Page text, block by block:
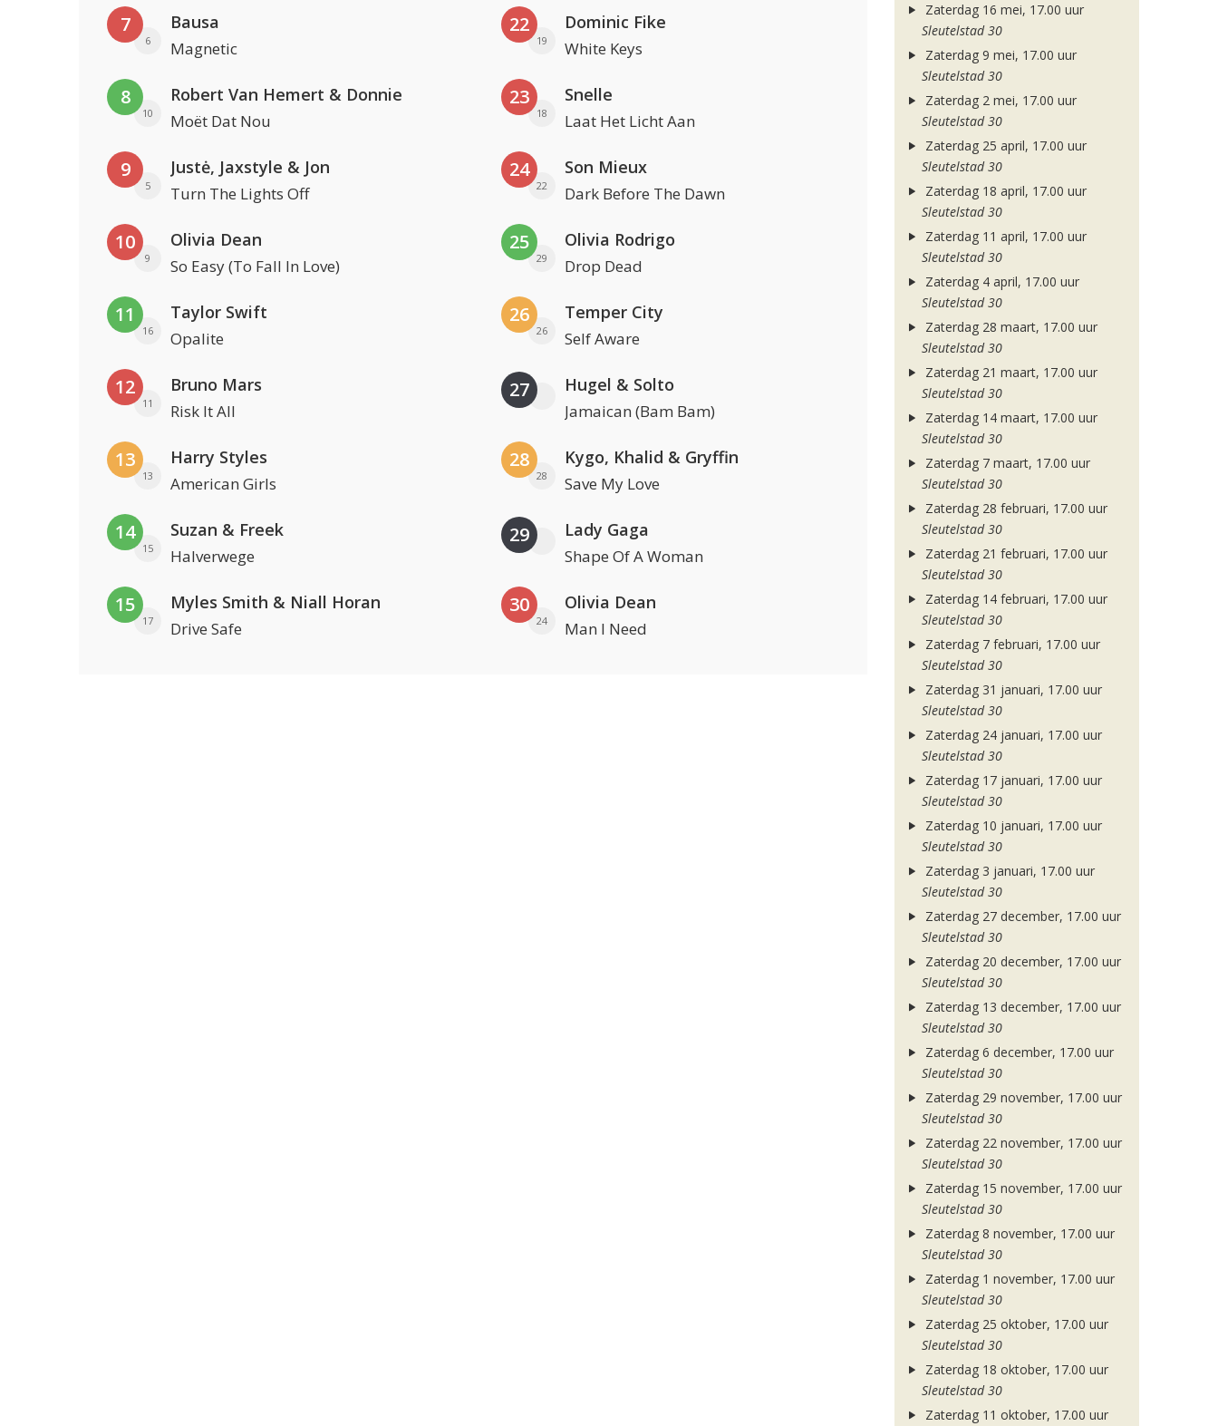
7
6
Bausa
Magnetic
8
10
Robert Van Hemert & Donnie
Moët Dat Nou
9
5
Justė, Jaxstyle & Jon
Turn The Lights Off
10
9
Olivia Dean
So Easy (To Fall In Love)
11
16
Taylor Swift
Opalite
12
11
Bruno Mars
Risk It All
13
13
Harry Styles
American Girls
14
15
Suzan & Freek
Halverwege
15
17
Myles Smith & Niall Horan
Drive Safe
22
19
Dominic Fike
White Keys
23
18
Snelle
Laat Het Licht Aan
24
22
Son Mieux
Dark Before The Dawn
25
29
Olivia Rodrigo
Drop Dead
26
26
Temper City
Self Aware
27 Hugel & Solto
Jamaican (Bam Bam)
28
28
Kygo, Khalid & Gryffin
Save My Love
29 Lady Gaga
Shape Of A Woman
30
24
Olivia Dean
Man I Need
Zaterdag 16 mei, 17.00 uur
Sleutelstad 30
Zaterdag 9 mei, 17.00 uur
Sleutelstad 30
Zaterdag 2 mei, 17.00 uur
Sleutelstad 30
Zaterdag 25 april, 17.00 uur
Sleutelstad 30
Zaterdag 18 april, 17.00 uur
Sleutelstad 30
Zaterdag 11 april, 17.00 uur
Sleutelstad 30
Zaterdag 4 april, 17.00 uur
Sleutelstad 30
Zaterdag 28 maart, 17.00 uur
Sleutelstad 30
Zaterdag 21 maart, 17.00 uur
Sleutelstad 30
Zaterdag 14 maart, 17.00 uur
Sleutelstad 30
Zaterdag 7 maart, 17.00 uur
Sleutelstad 30
Zaterdag 28 februari, 17.00 uur
Sleutelstad 30
Zaterdag 21 februari, 17.00 uur
Sleutelstad 30
Zaterdag 14 februari, 17.00 uur
Sleutelstad 30
Zaterdag 7 februari, 17.00 uur
Sleutelstad 30
Zaterdag 31 januari, 17.00 uur
Sleutelstad 30
Zaterdag 24 januari, 17.00 uur
Sleutelstad 30
Zaterdag 17 januari, 17.00 uur
Sleutelstad 30
Zaterdag 10 januari, 17.00 uur
Sleutelstad 30
Zaterdag 3 januari, 17.00 uur
Sleutelstad 30
Zaterdag 27 december, 17.00 uur
Sleutelstad 30
Zaterdag 20 december, 17.00 uur
Sleutelstad 30
Zaterdag 13 december, 17.00 uur
Sleutelstad 30
Zaterdag 6 december, 17.00 uur
Sleutelstad 30
Zaterdag 29 november, 17.00 uur
Sleutelstad 30
Zaterdag 22 november, 17.00 uur
Sleutelstad 30
Zaterdag 15 november, 17.00 uur
Sleutelstad 30
Zaterdag 8 november, 17.00 uur
Sleutelstad 30
Zaterdag 1 november, 17.00 uur
Sleutelstad 30
Zaterdag 25 oktober, 17.00 uur
Sleutelstad 30
Zaterdag 18 oktober, 17.00 uur
Sleutelstad 30
Zaterdag 11 oktober, 17.00 uur